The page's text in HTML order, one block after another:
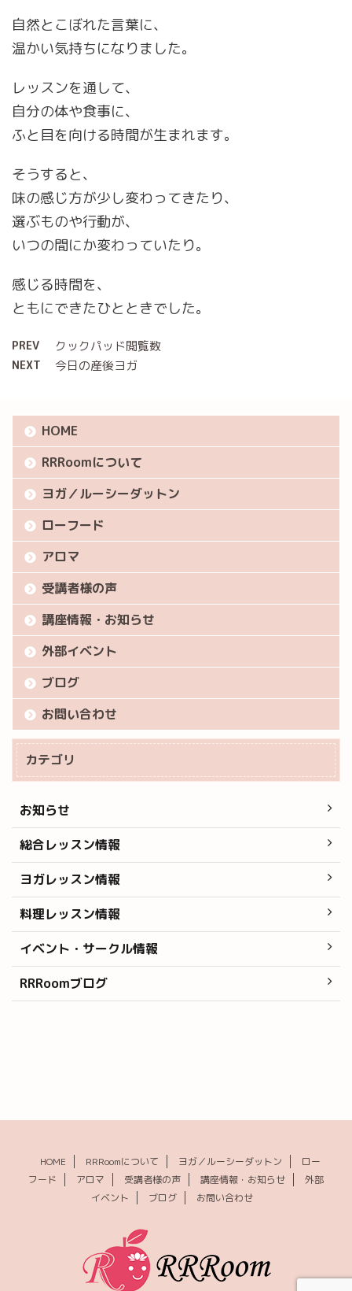
自然とこぼれた言葉に、
温かい気持ちになりました。
レッスンを通して、
自分の体や食事に、
ふと目を向ける時間が生まれます。
そうすると、
味の感じ方が少し変わってきたり、
選ぶものや行動が、
いつの間にか変わっていたり。
感じる時間を、
ともにできたひとときでした。
PREV クックパッド閲覧数
NEXT 今日の産後ヨガ
HOME
RRRoomについて
ヨガ／ルーシーダットン
ローフード
アロマ
受講者様の声
講座情報・お知らせ
外部イベント
ブログ
お問い合わせ
カテゴリ
お知らせ
総合レッスン情報
ヨガレッスン情報
料理レッスン情報
イベント・サークル情報
RRRoomブログ
HOME RRRoomについて ヨガ／ルーシーダットン
ロー
フード
アロマ 受講者様の声 講座情報・お知らせ
外部
イベント
ブログ お問い合わせ
© 2026 RRRoom(ルーム) ｜福岡のローフード・ロースイーツ・ヨガ